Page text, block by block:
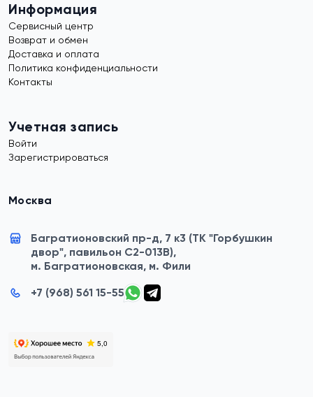
Информация
Сервисный центр
Возврат и обмен
Доставка и оплата
Политика конфиденциальности
Контакты
Учетная запись
Войти
Зарегистрироваться
Москва
Багратионовский пр-д, 7 к3 (ТК "Горбушкин
двор", павильон C2-013B),
м. Багратионовская, м. Фили
+7 (968) 561 15-55